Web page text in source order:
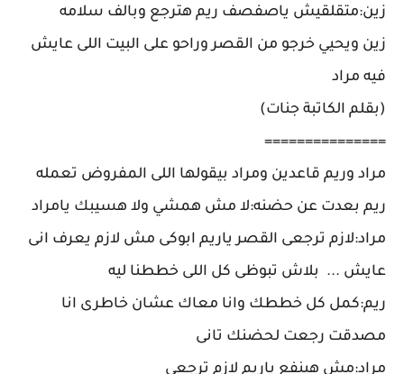
زين:متقلقيش ياصفصف ريم هترجع وبالف سلامه
زين ويحيي خرجو من القصر وراحو على البيت اللى عايش
فيه مراد
(بقلم الكاتبة جنات)
===============
مراد وريم قاعدين ومراد بيقولها اللى المفروض تعمله
ريم بعدت عن حضنه:لا مش همشي ولا هسيبك يامراد
مراد:لازم ترجعى القصر ياريم ابوكى مش لازم يعرف انى
عايش ... بلاش تبوظى كل اللى خططنا ليه
ريم:كمل كل خططك وانا معاك عشان خاطرى انا
مصدقت رجعت لحضنك تانى
مراد:مش هينفع ياريم لازم ترجعى